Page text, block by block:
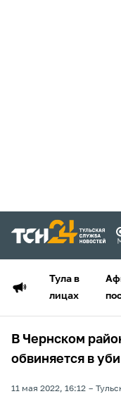
Тула в
лицах
В Чернском
обвиняется в
11 мая 2022, 16:12